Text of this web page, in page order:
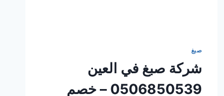
صبغ
شركة صبغ في العين
0506850539 – خصم